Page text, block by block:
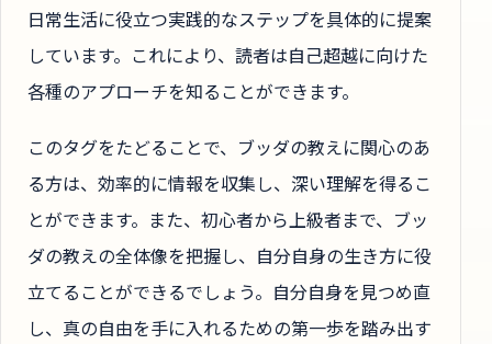
日常生活に役立つ実践的なステップを具体的に提案
しています。これにより、読者は自己超越に向けた
各種のアプローチを知ることができます。
このタグをたどることで、ブッダの教えに関心のあ
る方は、効率的に情報を収集し、深い理解を得るこ
とができます。また、初心者から上級者まで、ブッ
ダの教えの全体像を把握し、自分自身の生き方に役
立てることができるでしょう。自分自身を見つめ直
し、真の自由を手に入れるための第一歩を踏み出す